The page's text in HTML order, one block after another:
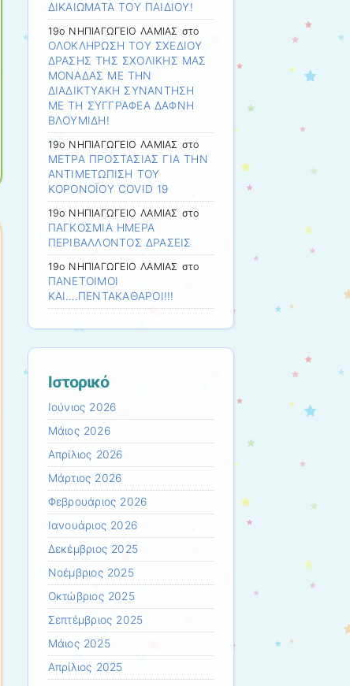
ΔΙΚΑΙΩΜΑΤΑ ΤΟΥ ΠΑΙΔΙΟΥ!
19ο ΝΗΠΙΑΓΩΓΕΙΟ ΛΑΜΙΑΣ στο
ΟΛΟΚΛΗΡΩΣΗ ΤΟΥ ΣΧΕΔΙΟΥ
ΔΡΑΣΗΣ ΤΗΣ ΣΧΟΛΙΚΗΣ ΜΑΣ
ΜΟΝΑΔΑΣ ΜΕ ΤΗΝ
ΔΙΑΔΙΚΤΥΑΚΗ ΣΥΝΑΝΤΗΣΗ
ΜΕ ΤΗ ΣΥΓΓΡΑΦΕΑ ΔΑΦΝΗ
ΒΛΟΥΜΙΔΗ!
19ο ΝΗΠΙΑΓΩΓΕΙΟ ΛΑΜΙΑΣ στο
ΜΕΤΡΑ ΠΡΟΣΤΑΣΙΑΣ ΓΙΑ ΤΗΝ
ΑΝΤΙΜΕΤΩΠΙΣΗ ΤΟΥ
ΚΟΡΟΝΟΪΟΥ COVID 19
19ο ΝΗΠΙΑΓΩΓΕΙΟ ΛΑΜΙΑΣ στο
ΠΑΓΚΟΣΜΙΑ ΗΜΕΡΑ
ΠΕΡΙΒΑΛΛΟΝΤΟΣ ΔΡΑΣΕΙΣ
19ο ΝΗΠΙΑΓΩΓΕΙΟ ΛΑΜΙΑΣ στο
ΠΑΝΕΤΟΙΜΟΙ
ΚΑΙ….ΠΕΝΤΑΚΑΘΑΡΟΙ!!!
Ιστορικό
Ιούνιος 2026
Μάιος 2026
Απρίλιος 2026
Μάρτιος 2026
Φεβρουάριος 2026
Ιανουάριος 2026
Δεκέμβριος 2025
Νοέμβριος 2025
Οκτώβριος 2025
Σεπτέμβριος 2025
Μάιος 2025
Απρίλιος 2025